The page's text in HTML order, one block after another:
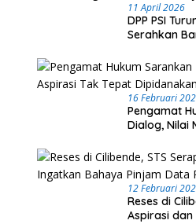
11 April 2026
DPP PSI
Serahkan
16 Februari
Pengamat
Dialog, Nilai
12 Februari
Reses di
Aspirasi